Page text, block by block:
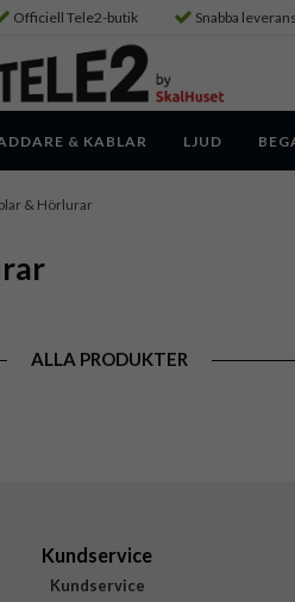
Officiell Tele2-butik Snabba
& KABLAR LJUD
& Hörlurar
ALLA PRODUKTER
Kundservice
Kundservice